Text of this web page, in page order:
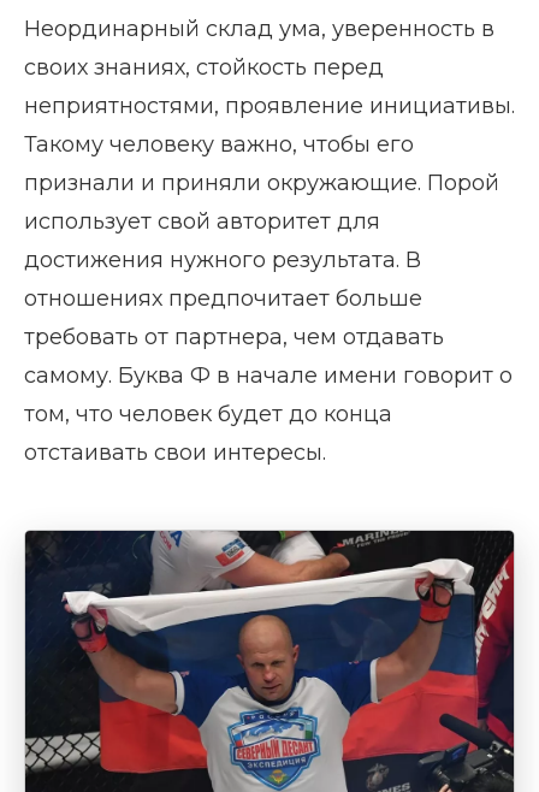
Неординарный склад ума, уверенность в
своих знаниях, стойкость перед
неприятностями, проявление инициативы.
Такому человеку важно, чтобы его
признали и приняли окружающие. Порой
использует свой авторитет для
достижения нужного результата. В
отношениях предпочитает больше
требовать от партнера, чем отдавать
самому. Буква Ф в начале имени говорит о
том, что человек будет до конца
отстаивать свои интересы.